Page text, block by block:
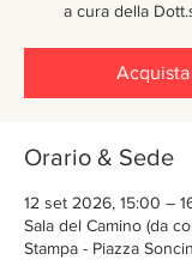
a cura della
Orario & Sede
12 set 2026, 15:00 –
Sala del Camino (da
Stampa - Piazza